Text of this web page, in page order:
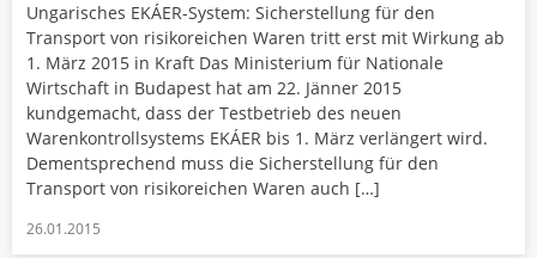
Ungarisches EKÁER-System: Sicherstellung für den
Transport von risikoreichen Waren tritt erst mit Wirkung ab
1. März 2015 in Kraft Das Ministerium für Nationale
Wirtschaft in Budapest hat am 22. Jänner 2015
kundgemacht, dass der Testbetrieb des neuen
Warenkontrollsystems EKÁER bis 1. März verlängert wird.
Dementsprechend muss die Sicherstellung für den
Transport von risikoreichen Waren auch […]
26.01.2015